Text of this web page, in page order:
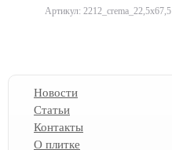
Артикул: 2212_crema_22,5х67,5
Новости
Статьи
Контакты
О плитке